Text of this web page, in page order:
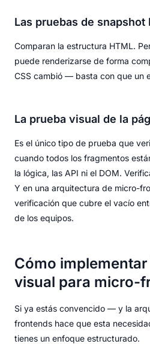
Las pruebas de snapshot
Comparan la estructura HTML.
puede renderizarse de forma
CSS cambió — basta con que un
La prueba visual de la
Es el único tipo de prueba que
cuando todos los fragmentos
la lógica, las API ni el DOM.
Y en una arquitectura de micro-
verificación que cubre el vacío
de los equipos.
Cómo
visual para micro-
Si ya estás convencido — y la
frontends hace que esta
tienes un enfoque estructurado.